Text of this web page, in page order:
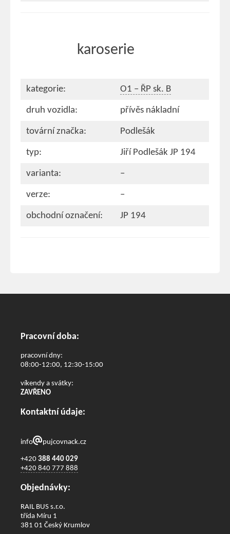
karoserie
kategorie: O1 – ŘP sk. B
druh vozidla: přívěs nákladní
tovární značka: Podlešák
typ: Jiří Podlešák JP 194
varianta: –
verze: –
obchodní označení: JP 194
Pracovní doba:
pracovní dny:
08:00-12:00, 12:30-15:00
víkendy a svátky:
ZAVŘENO
Kontaktní údaje:
info pujcovnack.cz
+420 388 440 029
+420 840 777 888
Objednávky:
RAIL BUS s.r.o.
třída Míru 1
381 01 Český Krumlov